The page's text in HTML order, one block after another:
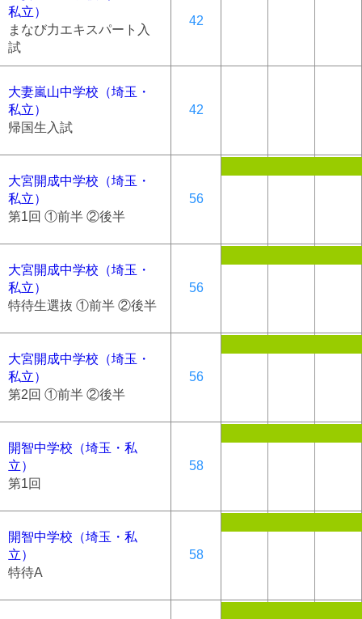
私立）
まなび力エキスパート入
試
42
大妻嵐山中学校（埼玉・
私立）
帰国生入試
42
大宮開成中学校（埼玉・
私立）
第1回 ①前半 ②後半
56
大宮開成中学校（埼玉・
私立）
特待生選抜 ①前半 ②後半
56
大宮開成中学校（埼玉・
私立）
第2回 ①前半 ②後半
56
開智中学校（埼玉・私
立）
第1回
58
開智中学校（埼玉・私
立）
特待A
58